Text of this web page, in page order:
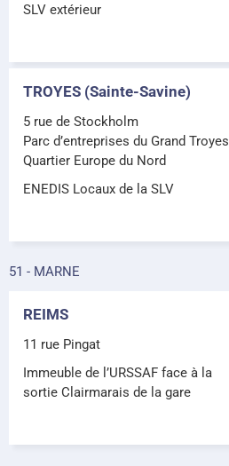
SLV extérieur
TROYES (Sainte-Savine)
5 rue de Stockholm
Parc d’entreprises du Grand Troyes
Quartier Europe du Nord
ENEDIS Locaux de la SLV
51 - MARNE
REIMS
11 rue Pingat
Immeuble de l’URSSAF face à la
sortie Clairmarais de la gare